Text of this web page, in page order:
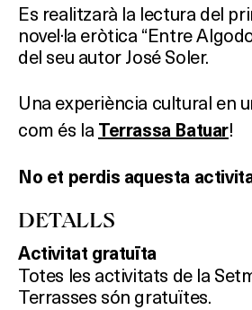
Es realitzarà la lectura del
novel·la eròtica “Entre
del seu autor José Soler.
Una experiència cultural en
com és la Terrassa Batuar!
No et perdis aquesta
DETALLS
Activitat gratuïta
Totes les activitats de la
Terrasses són gratuïtes.